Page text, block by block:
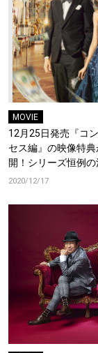
MOVIE
12月25日発売『コ
セス編』の映像特
開！シリーズ恒例の
かに！
2020/12/17